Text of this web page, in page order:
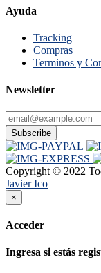
Ayuda
Tracking
Compras
Terminos y
Newsletter
Subscribe
Copyright © 2022
Javier Ico
×
Acceder
Ingresa si estás